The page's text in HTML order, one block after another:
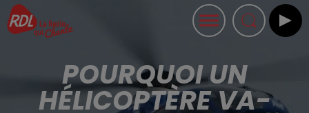
POURQUOI UN
HÉLICOPTÈRE VA-